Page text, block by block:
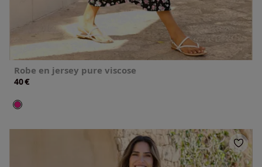
Robe en jersey pure viscose
40€